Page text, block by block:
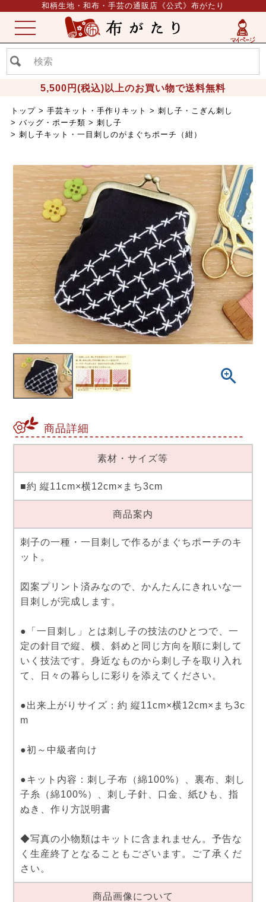
和柄生地・和布・手芸の通販店《公式》布がたり
5,500円(税込)以上のお買い物で送料無料
ME
NU
トップ 手芸キット・手作りキット
刺し子・こぎん刺し
バッグ・ポーチ類
刺し子
刺し子キット・一目刺しのがまぐちポーチ（紺）
商品詳細
素材・サイズ等
■約 縦11cm×横12cm×まち3cm
商品案内
刺子の一種・一目刺しで作るがまぐちポーチのキ
ット。
図案プリント済みなので、かんたんにきれいな一
目刺しが完成します。
●「一目刺し」とは刺し子の技法のひとつで、一
定の針目で縦、横、斜めと同じ方向を順に刺して
いく技法です。身近なものから刺し子を取り入れ
て、日々の暮らしに彩りを添えてください。
●出来上がりサイズ：約 縦11cm×横12cm×まち3c
m
●初～中級者向け
●キット内容：刺し子布（綿100%）、裏布、刺し
子糸（綿100%）、刺し子針、口金、紙ひも、指
ぬき、作り方説明書
◆写真の小物類はキットに含まれません。予告な
く生産終了となることもございます。ご了承くだ
さい。
商品画像について